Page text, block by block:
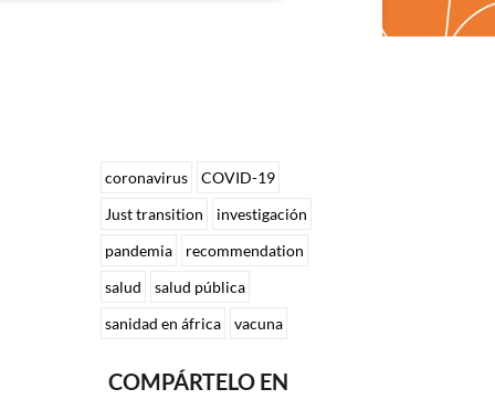
coronavirus
COVID-19
Just transition
investigación
pandemia
recommendation
salud
salud pública
sanidad en áfrica
vacuna
COMPÁRTELO EN